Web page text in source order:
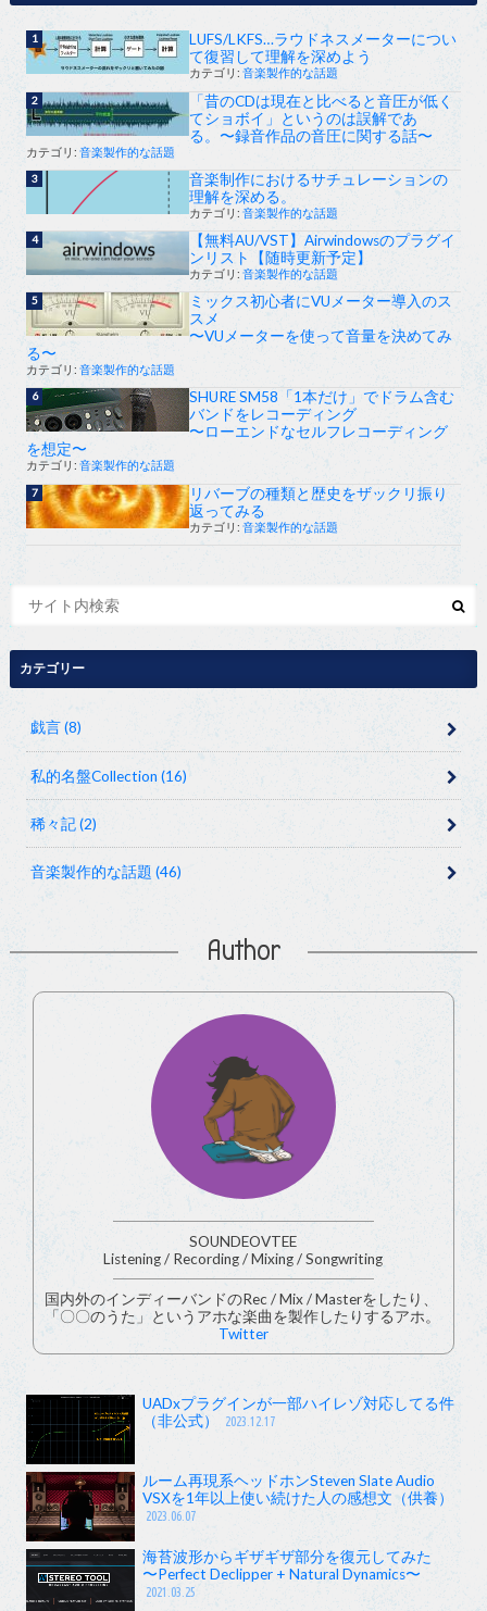
LUFS/LKFS…ラウドネスメーターについ
て復習して理解を深めよう
カテゴリ: 音楽製作的な話題
「昔のCDは現在と比べると音圧が低く
てショボイ」というのは誤解であ
る。〜録音作品の音圧に関する話〜
カテゴリ: 音楽製作的な話題
音楽制作におけるサチュレーションの
理解を深める。
カテゴリ: 音楽製作的な話題
【無料AU/VST】Airwindowsのプラグイ
ンリスト【随時更新予定】
カテゴリ: 音楽製作的な話題
ミックス初心者にVUメーター導入のス
スメ
〜VUメーターを使って音量を決めてみ
る〜
カテゴリ: 音楽製作的な話題
SHURE SM58「1本だけ」でドラム含む
バンドをレコーディング
〜ローエンドなセルフレコーディング
を想定〜
カテゴリ: 音楽製作的な話題
リバーブの種類と歴史をザックリ振り
返ってみる
カテゴリ: 音楽製作的な話題
カテゴリー
戯言(8)
私的名盤Collection(16)
稀々記(2)
音楽製作的な話題(46)
Author
SOUNDEOVTEE
Listening / Recording / Mixing / Songwriting
国内外のインディーバンドのRec / Mix / Masterをしたり、
「〇〇のうた」というアホな楽曲を製作したりするアホ。
Twitter
UADxプラグインが一部ハイレゾ対応してる件
（非公式）
2023.12.17
ルーム再現系ヘッドホンSteven Slate Audio
VSXを1年以上使い続けた人の感想文（供養）
2023.06.07
海苔波形からギザギザ部分を復元してみた
〜Perfect Declipper + Natural Dynamics〜
2021.03.25